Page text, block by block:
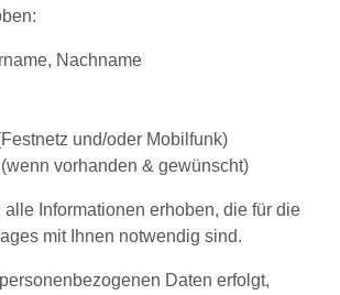
Nachname
und/oder Mobilfunk)
vorhanden & gewünscht)
Informationen erhoben, die für die
mit Ihnen notwendig sind.
Daten erfolgt,